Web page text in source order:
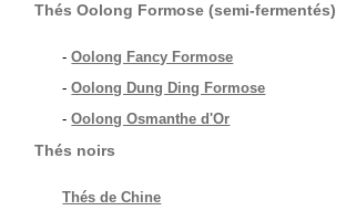
Thés Oolong Formose (semi-fermentés)
-Oolong Fancy Formose
-Oolong Dung Ding Formose
-Oolong Osmanthe d'Or
Thés noirs
Thés de Chine